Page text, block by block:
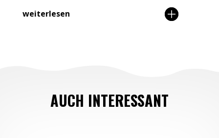
weiterlesen
AUCH INTERESSANT